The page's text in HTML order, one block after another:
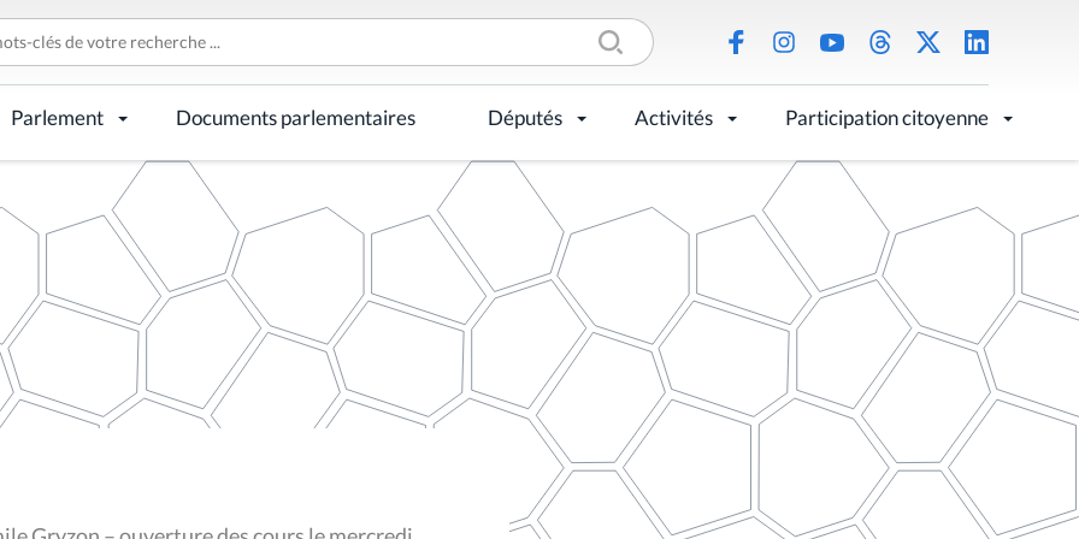
Parlement Documents parlementaires Députés Activités Participation citoyenne